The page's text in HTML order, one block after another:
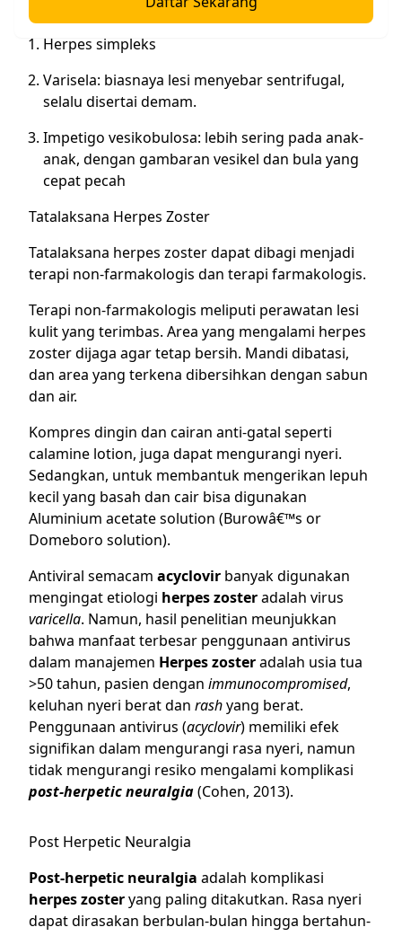
perlu dipikirkan adalah
Herpes simpleks
Varisela: biasnaya lesi menyebar sentrifugal,
selalu disertai demam.
Impetigo vesikobulosa: lebih sering pada anak-
anak, dengan gambaran vesikel dan bula yang
cepat pecah
Tatalaksana Herpes Zoster
Tatalaksana herpes zoster dapat dibagi menjadi
terapi non-farmakologis dan terapi farmakologis.
Terapi non-farmakologis meliputi perawatan lesi
kulit yang terimbas. Area yang mengalami herpes
zoster dijaga agar tetap bersih. Mandi dibatasi,
dan area yang terkena dibersihkan dengan sabun
dan air.
Kompres dingin dan cairan anti-gatal seperti
calamine lotion, juga dapat mengurangi nyeri.
Sedangkan, untuk membantuk mengerikan lepuh
kecil yang basah dan cair bisa digunakan
Aluminium acetate solution (Burowâ€™s or
Domeboro solution).
Antiviral semacam acyclovir banyak digunakan
mengingat etiologi herpes zosteradalah virus
varicella. Namun, hasil penelitian meunjukkan
bahwa manfaat terbesar penggunaan antivirus
dalam manajemen Herpes zosteradalah usia tua
>50 tahun, pasien dengan immunocompromised,
keluhan nyeri berat dan rashyang berat.
Penggunaan antivirus (acyclovir) memiliki efek
signifikan dalam mengurangi rasa nyeri, namun
tidak mengurangi resiko mengalami komplikasi
post-herpetic neuralgia(Cohen, 2013).
Post Herpetic Neuralgia
Post-herpetic neuralgia adalah komplikasi
herpes zosteryang paling ditakutkan. Rasa nyeri
dapat dirasakan berbulan-bulan hingga bertahun-